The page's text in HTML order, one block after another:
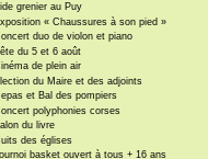
grenier au Puy
« Chaussures à son pied »
duo de violon et piano
du 5 et 6 août
de plein air
du Maire et des adjoints
et Bal des pompiers
polyphonies corses
du livre
des églises
basket ouvert à tous + 16 ans